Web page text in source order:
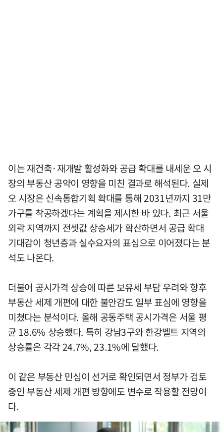
이는 재건축·재개발 활성화와 공급 확대를 내세운 오 시
장의 부동산 공약이 영향을 미친 결과로 해석된다. 실제
오 시장은 신속통합기획 확대를 통해 2031년까지 31만
가구를 착공하겠다는 계획을 제시한 바 있다. 최근 서울
외곽 지역까지 전셋값 상승세가 확산하면서 공급 확대
기대감이 청년층과 실수요자의 표심으로 이어졌다는 분
석도 나온다.
더불어 공시가격 상승에 따른 보유세 부담 우려와 향후
부동산 세제 개편에 대한 불안감도 일부 표심에 영향을
미쳤다는 분석이다. 올해 공동주택 공시가격은 서울 평
균 18.6% 상승했다. 특히 강남3구와 한강벨트 지역의
상승률은 각각 24.7%, 23.1%에 달했다.
이 같은 부동산 민심이 선거로 확인되면서 정부가 검토
중인 부동산 세제 개편 방향에도 변수로 작용할 전망이
다.